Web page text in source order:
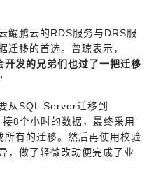
鲲鹏云的RDS服务与DRS服
迁移的首选。曾琼表示，
发的兄弟们也过了一把迁移
从SQL Server迁移到
8个小时的数据，最终采用
有的迁移。然后再使用校验
，做了轻微改动便完成了业